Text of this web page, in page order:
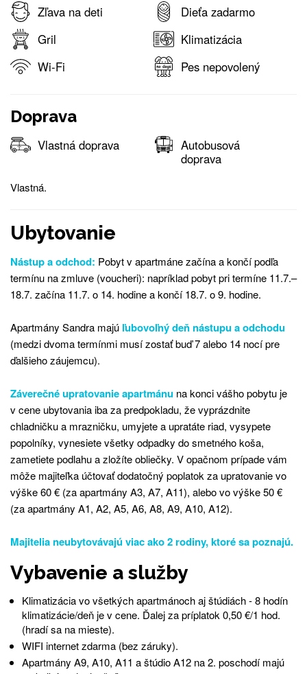
Zľava na deti
Dieťa zadarmo
Gril
Klimatizácia
Wi-Fi
Pes nepovolený
Doprava
Vlastná doprava
Autobusová
doprava
Vlastná.
Ubytovanie
Nástup a odchod: Pobyt v apartmáne začína a končí podľa
termínu na zmluve (voucheri): napríklad pobyt pri termíne 11.7.–
18.7. začína 11.7. o 14. hodine a končí 18.7. o 9. hodine.
Apartmány Sandra majú ľubovoľný deň nástupu a odchodu
(medzi dvoma termínmi musí zostať buď 7 alebo 14 nocí pre
ďalšieho záujemcu).
Záverečné upratovanie apartmánu na konci vášho pobytu je
v cene ubytovania iba za predpokladu, že vyprázdnite
chladničku a mrazničku, umyjete a upratáte riad, vysypete
popolníky, vynesiete všetky odpadky do smetného koša,
zametiete podlahu a zložíte obliečky. V opačnom prípade vám
môže majiteľka účtovať dodatočný poplatok za upratovanie vo
výške 60 € (za apartmány A3, A7, A11), alebo vo výške 50 €
(za apartmány A1, A2, A5, A6, A8, A9, A10, A12).
Majitelia neubytovávajú viac ako 2 rodiny, ktoré sa poznajú.
Vybavenie a služby
Klimatizácia vo všetkých apartmánoch aj štúdiách - 8 hodín
klimatizácie/deň je v cene. Ďalej za príplatok 0,50 €/1 hod.
(hradí sa na mieste).
WIFI internet zdarma (bez záruky).
Apartmány A9, A10, A11 a štúdio A12 na 2. poschodí majú